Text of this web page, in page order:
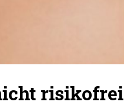
risikofrei